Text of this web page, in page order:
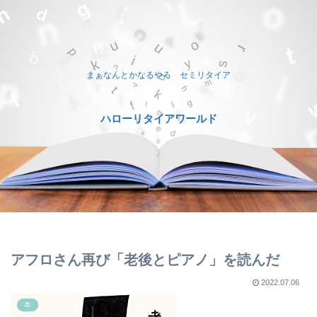
まぁなんとかなるやろ セミリタイア
ハローリタイアワールド
アフロさん再び「老後とピアノ」を読んだ
2022.07.06
本